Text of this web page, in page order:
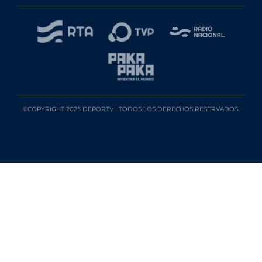
©COPYRIGHT 2025 DEPORTV | TODOS LOS DERECHOS RESERVADOS.